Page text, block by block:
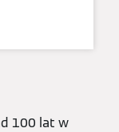
100 lat w